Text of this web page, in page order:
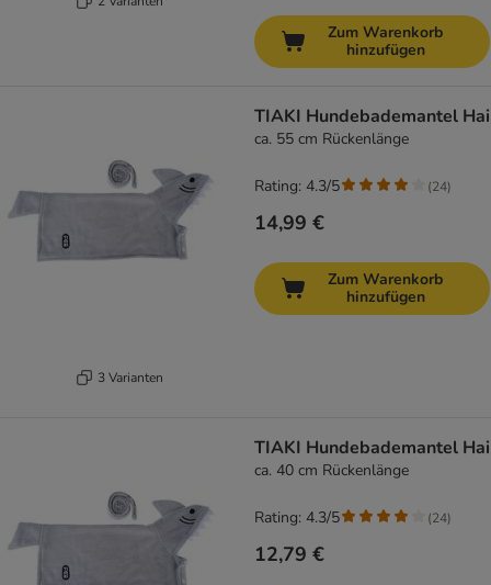
Zum Warenkorb
hinzufügen
3 Varianten
TIAKI Hundebademantel Hai
ca. 55 cm Rückenlänge
14,99 €
Rating: 4.3/5 (24)
Zum Warenkorb
hinzufügen
TIAKI Hundebademantel Hai
ca. 40 cm Rückenlänge
12,79 €
Rating: 4.3/5 (24)